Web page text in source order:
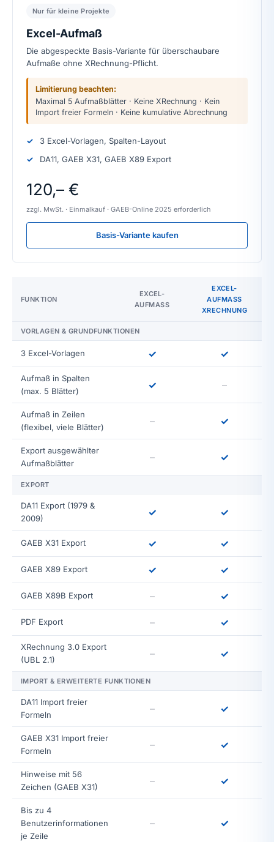
Nur für kleine Projekte
Excel-Aufmaß
Die abgespeckte Basis-Variante für überschaubare
Aufmaße ohne XRechnung-Pflicht.
Limitierung beachten:
Maximal 5 Aufmaßblätter · Keine XRechnung · Kein
Import freier Formeln · Keine kumulative Abrechnung
3 Excel-Vorlagen, Spalten-Layout
DA11, GAEB X31, GAEB X89 Export
120,– €
zzgl. MwSt. · Einmalkauf · GAEB-Online 2025 erforderlich
Basis-Variante kaufen
FUNKTION
EXCEL-
AUFMASS
EXCEL-
AUFMASS X
RECHNUNG
VORLAGEN & GRUNDFUNKTIONEN
3 Excel-Vorlagen ✓ ✓
Aufmaß in Spalten
(max. 5 Blätter)
✓ –
Aufmaß in Zeilen
(flexibel, viele Blätter)
– ✓
Export ausgewählter
Aufmaßblätter
– ✓
EXPORT
DA11 Export (1979 &
2009)
✓ ✓
GAEB X31 Export ✓ ✓
GAEB X89 Export ✓ ✓
GAEB X89B Export – ✓
PDF Export – ✓
XRechnung 3.0 Export
(UBL 2.1)
– ✓
IMPORT & ERWEITERTE FUNKTIONEN
DA11 Import freier
Formeln
– ✓
GAEB X31 Import freier
Formeln
– ✓
Hinweise mit 56
Zeichen (GAEB X31)
– ✓
Bis zu 4
Benutzerinformationen
je Zeile
– ✓